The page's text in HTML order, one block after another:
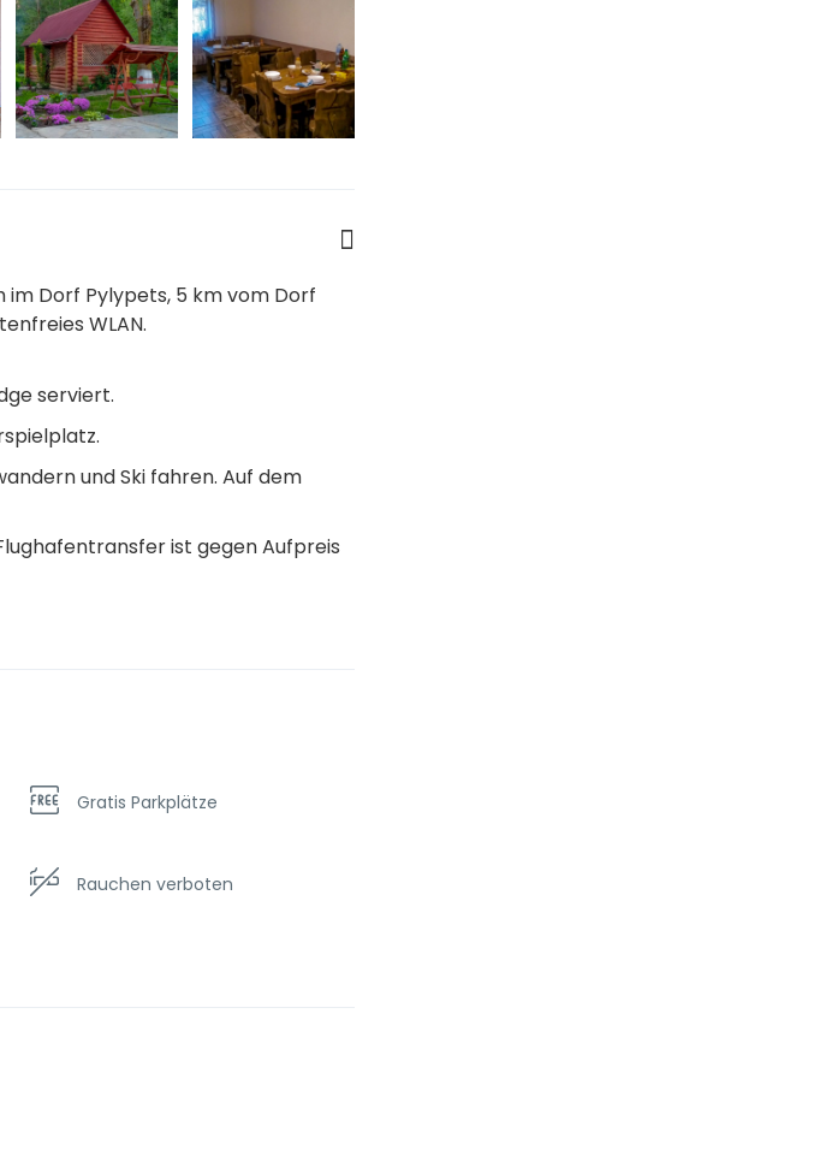
im Dorf Pylypets, 5 km vom Dorf
WLAN.
serviert.
und Ski fahren. Auf dem
ist gegen Aufpreis
Gratis Parkplätze
Rauchen verboten